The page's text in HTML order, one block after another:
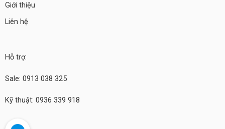
Giới thiệu
Liên hệ
Hỗ trợ:
Sale: 0913 038 325
Kỹ thuật: 0936 339 918